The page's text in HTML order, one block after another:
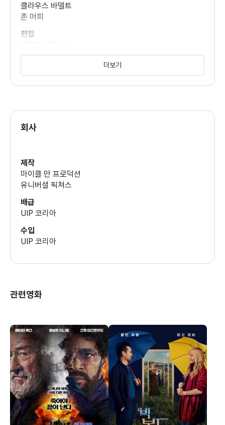
시아란 힌즈
엘리자베스 로드리게즈
(지나 칼라브레스 형사)
클라우스 바델트
존 머피
편집
폴 루벨
미술
빅터 켐프스터
잰티 예이츠
더보기
회사
제작
마이클 만 프로덕션
유니버셜 픽쳐스
배급
UIP 코리아
수입
UIP 코리아
관련영화